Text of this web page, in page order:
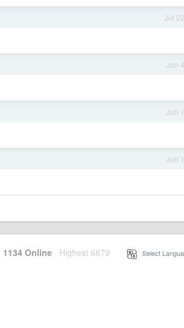
Jul 22
Jun 4
Jun 1
Jun 1
1134 Online Highest 6679 Select